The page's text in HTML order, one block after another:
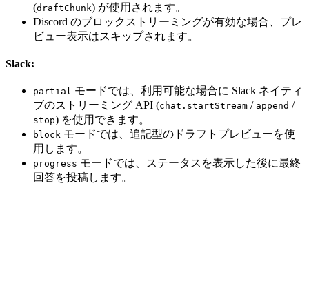
(draftChunk) が使用されます。
Discord のブロックストリーミングが有効な場合、プレ
ビュー表示はスキップされます。
Slack:
partial モードでは、利用可能な場合に Slack ネイティ
ブのストリーミング API (chat.startStream / append /
stop) を使用できます。
block モードでは、追記型のドラフトプレビューを使
用します。
progress モードでは、ステータスを表示した後に最終
回答を投稿します。